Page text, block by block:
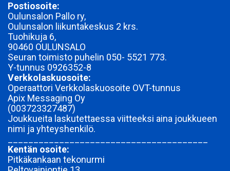
Postiosoite:
Oulunsalon Pallo ry,
Oulunsalon liikuntakeskus 2 krs.
Tuohikuja 6,
90460 OULUNSALO
Seuran toimisto puhelin 050- 5521 773.
Y-tunnus 0926352-8
Verkkolaskuosoite:
Operaattori Verkkolaskuosoite OVT-tunnus
Apix Messaging Oy
(003723327487)
Joukkueita laskutettaessa viitteeksi aina joukkueen
nimi ja yhteyshenkilö.
_______________________________________
Kentän osoite:
Pitkäkankaan tekonurmi